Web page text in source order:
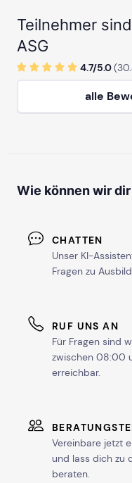
Teilnehmer
ASG
4.7/5.0(
alle
Wie können wir
CHATTEN
Unser KI-
Fragen zu
RUF UNS AN
Für Fragen sind
zwischen 08:00
erreichbar.
Vereinbare jetzt
und lass dich zu
beraten.